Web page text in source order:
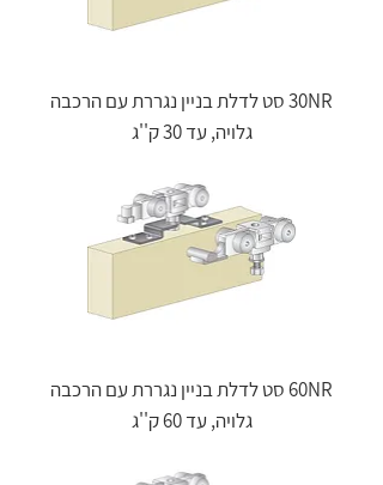
30NR סט לדלת בניין נגררת עם הרכבה
גלויה, עד 30 ק''ג
60NR סט לדלת בניין נגררת עם הרכבה
גלויה, עד 60 ק''ג